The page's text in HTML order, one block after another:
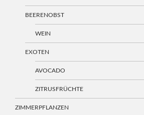
BEERENOBST
WEIN
EXOTEN
AVOCADO
ZITRUSFRÜCHTE
ZIMMERPFLANZEN